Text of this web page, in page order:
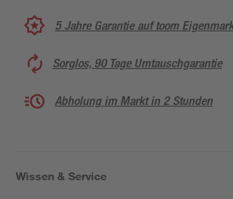
5 Jahre Garantie auf toom
Sorglos, 90 Tage Umtauschgarantie
Abholung im Markt in 2 Stunden
Wissen & Service